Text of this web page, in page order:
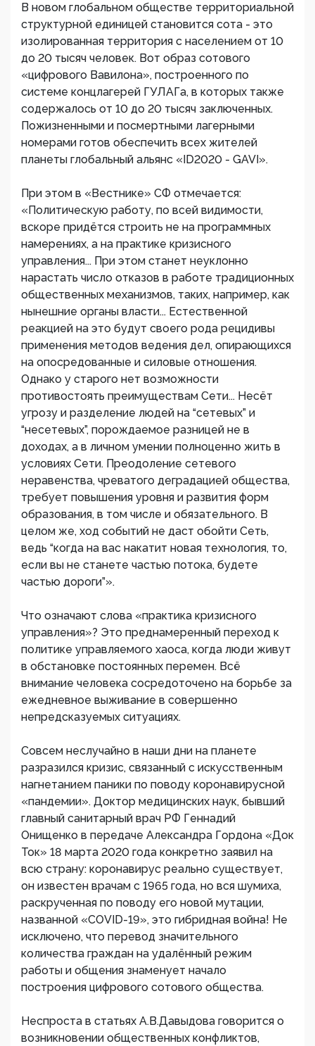
В новом глобальном обществе территориальной
структурной единицей становится сота - это
изолированная территория с населением от 10
до 20 тысяч человек. Вот образ сотового
«цифрового Вавилона», построенного по
системе концлагерей ГУЛАГа, в которых также
содержалось от 10 до 20 тысяч заключенных.
Пожизненными и посмертными лагерными
номерами готов обеспечить всех жителей
планеты глобальный альянс «ID2020 - GAVI».
При этом в «Вестнике» СФ отмечается:
«Политическую работу, по всей видимости,
вскоре придётся строить не на программных
намерениях, а на практике кризисного
управления... При этом станет неуклонно
нарастать число отказов в работе традиционных
общественных механизмов, таких, например, как
нынешние органы власти... Естественной
реакцией на это будут своего рода рецидивы
применения методов ведения дел, опирающихся
на опосредованные и силовые отношения.
Однако у старого нет возможности
противостоять преимуществам Сети... Несёт
угрозу и разделение людей на “сетевых” и
“несетевых”, порождаемое разницей не в
доходах, а в личном умении полноценно жить в
условиях Сети. Преодоление сетевого
неравенства, чреватого деградацией общества,
требует повышения уровня и развития форм
образования, в том числе и обязательного. В
целом же, ход событий не даст обойти Сеть,
ведь “когда на вас накатит новая технология, то,
если вы не станете частью потока, будете
частью дороги”».
Что означают слова «практика кризисного
управления»? Это преднамеренный переход к
политике управляемого хаоса, когда люди живут
в обстановке постоянных перемен. Всё
внимание человека сосредоточено на борьбе за
ежедневное выживание в совершенно
непредсказуемых ситуациях.
Совсем неслучайно в наши дни на планете
разразился кризис, связанный с искусственным
нагнетанием паники по поводу коронавирусной
«пандемии». Доктор медицинских наук, бывший
главный санитарный врач РФ Геннадий
Онищенко в передаче Александра Гордона «Док
Ток» 18 марта 2020 года конкретно заявил на
всю страну: коронавирус реально существует,
он известен врачам с 1965 года, но вся шумиха,
раскрученная по поводу его новой мутации,
названной «COVID-19», это гибридная война! Не
исключено, что перевод значительного
количества граждан на удалённый режим
работы и общения знаменует начало
построения цифрового сотового общества.
Неспроста в статьях А.В.Давыдова говорится о
возникновении общественных конфликтов,